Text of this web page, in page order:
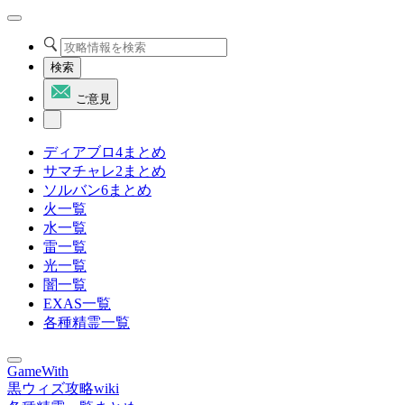
検索
ご意見
ディアブロ4まとめ
サマチャレ2まとめ
ソルバン6まとめ
火一覧
水一覧
雷一覧
光一覧
闇一覧
EXAS一覧
各種精霊一覧
GameWith
黒ウィズ攻略wiki